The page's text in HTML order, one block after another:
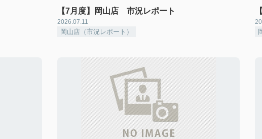
【7月度】岡山店 市況レポート
2026.07.11
岡山店（市況レポート）